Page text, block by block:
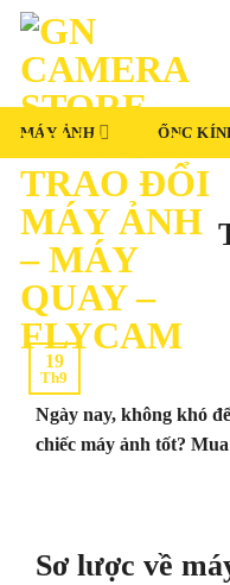
Skip
content
MÁY ẢNH ỐNG
19
Th9
Ngày nay, không khó
chiếc máy ảnh tốt?
Sơ lược về